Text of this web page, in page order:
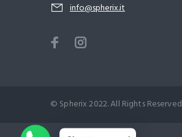
info@spherix.it
© Spherix 2022. All Rights Reserved